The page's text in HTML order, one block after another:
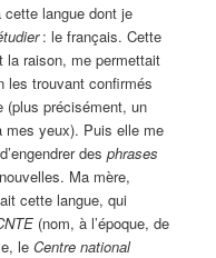
langue dont je
: le français. Cette
la raison, me permettait
les trouvant confirmés
(plus précisément, un
mes yeux). Puis elle me
desphrases
Ma mère,
cette langue, qui
(nom, à l’époque, de
leCentre national